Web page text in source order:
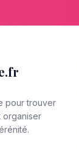
pour trouver
organiser